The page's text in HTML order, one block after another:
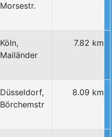
Morsestr.
Köln,
Mailänder
7.82 km
Düsseldorf,
Börchemstr
8.09 km